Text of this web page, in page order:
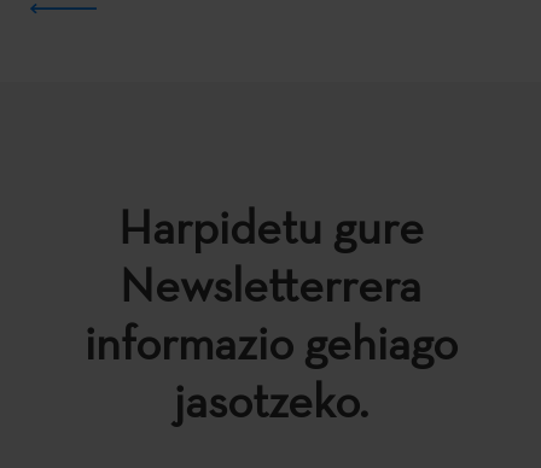
Harpidetu gure
Newsletterrera
informazio gehiago
jasotzeko.